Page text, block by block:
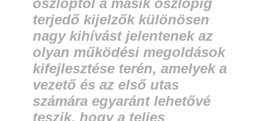
terjedő kijelzők különösen
nagy kihívást jelentenek az
olyan működési megoldások
kifejlesztése terén, amelyek a
vezető és az első utas
számára egyaránt lehetővé
teszik, hogy a teljes